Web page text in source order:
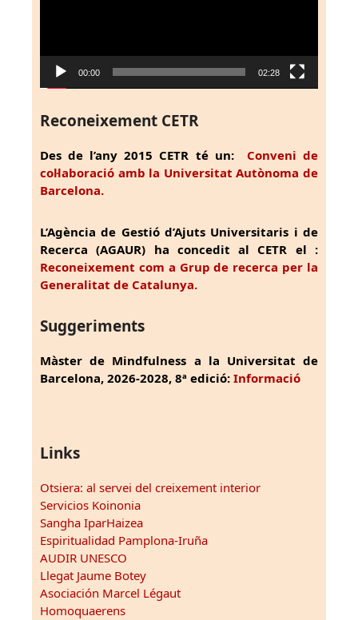
00:00 02:28
Reconeixement CETR
Des de l’any 2015 CETR té un: Conveni de
col·laboració amb la Universitat Autònoma de
Barcelona.
L’Agència de Gestió d’Ajuts Universitaris i de
Recerca (AGAUR) ha concedit al CETR el :
Reconeixement com a Grup de recerca per la
Generalitat de Catalunya.
Suggeriments
Màster de Mindfulness a la Universitat de
Barcelona, 2026-2028, 8ª edició: Informació
Links
Otsiera: al servei del creixement interior
Servicios Koinonia
Sangha IparHaizea
Espiritualidad Pamplona-Iruña
AUDIR UNESCO
Llegat Jaume Botey
Asociación Marcel Légaut
Homoquaerens